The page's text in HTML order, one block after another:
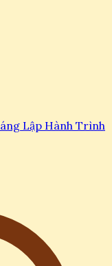
Lập Hành Trình